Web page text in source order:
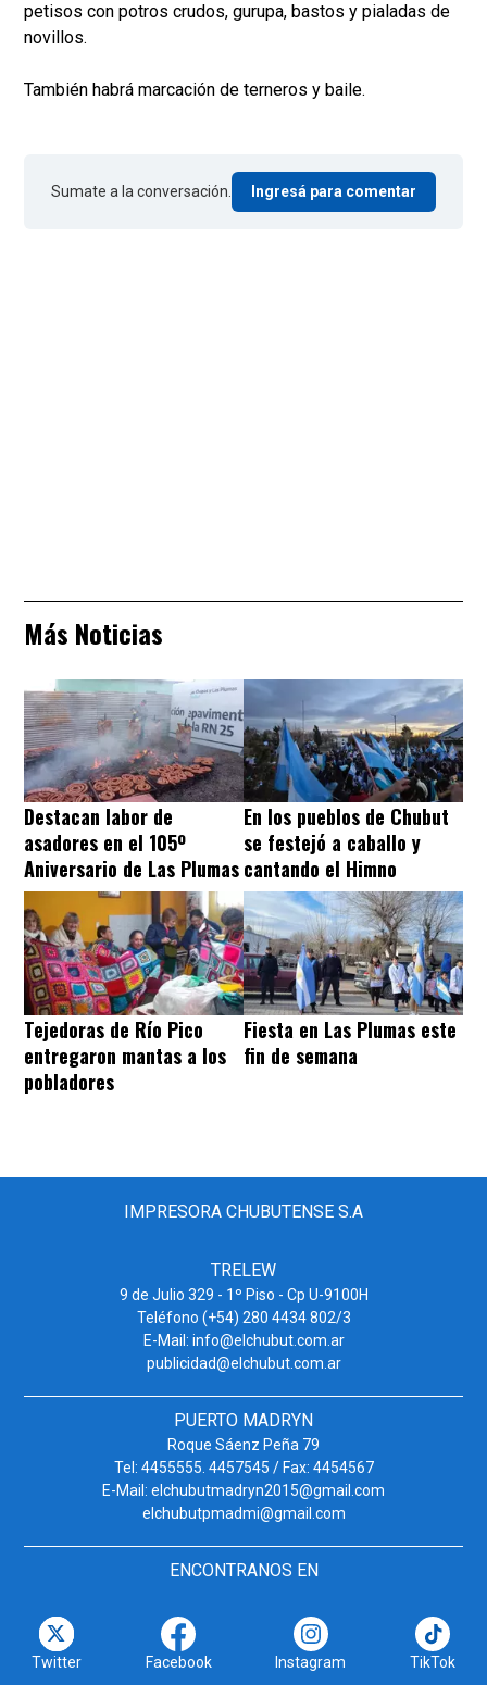
petisos con potros crudos, gurupa, bastos y pialadas de
novillos.
También habrá marcación de terneros y baile.
Sumate a la conversación. Ingresá para comentar
Más Noticias
Destacan labor de
asadores en el 105º
Aniversario de Las Plumas
En los pueblos de Chubut
se festejó a caballo y
cantando el Himno
Tejedoras de Río Pico
entregaron mantas a los
pobladores
Fiesta en Las Plumas este
fin de semana
IMPRESORA CHUBUTENSE S.A
TRELEW
9 de Julio 329 - 1º Piso - Cp U-9100H
Teléfono (+54) 280 4434 802/3
E-Mail: info@elchubut.com.ar
publicidad@elchubut.com.ar
PUERTO MADRYN
Roque Sáenz Peña 79
Tel: 4455555. 4457545 / Fax: 4454567
E-Mail: elchubutmadryn2015@gmail.com
elchubutpmadmi@gmail.com
ENCONTRANOS EN
Twitter Facebook Instagram TikTok